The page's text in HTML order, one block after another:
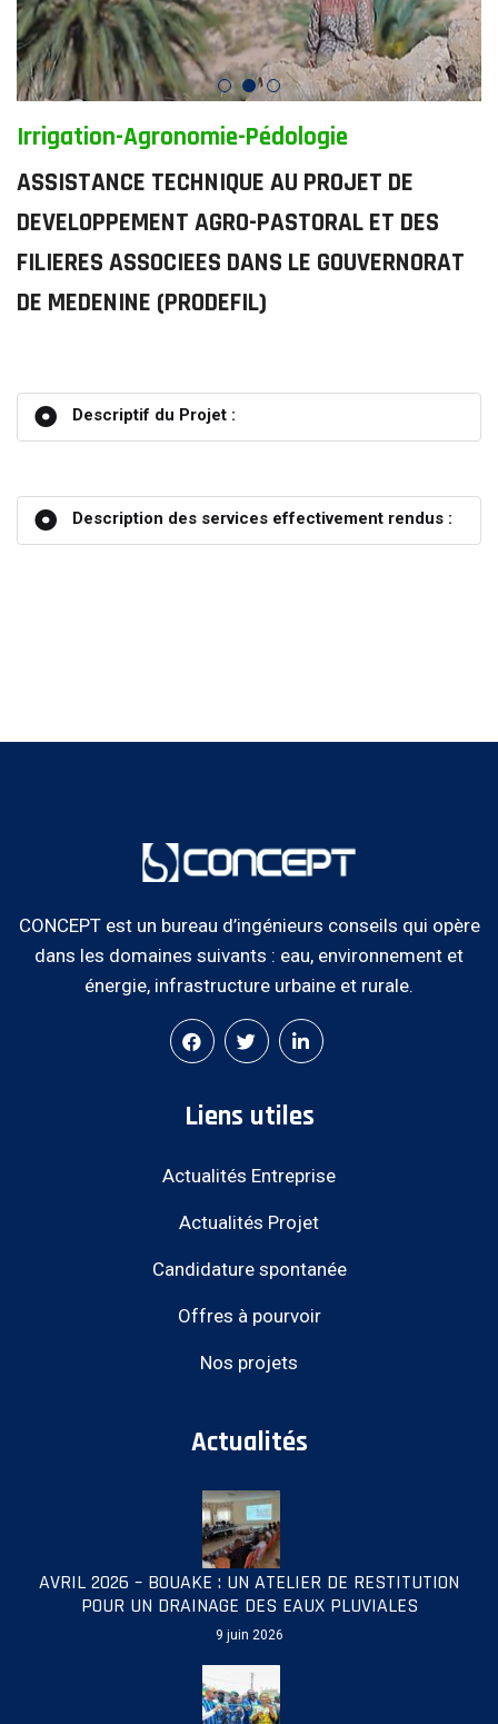
Irrigation-Agronomie-Pédologie
ASSISTANCE TECHNIQUE AU PROJET DE
DEVELOPPEMENT AGRO-PASTORAL ET DES
FILIERES ASSOCIEES DANS LE GOUVERNORAT
DE MEDENINE (PRODEFIL)
Descriptif du Projet :
Description des services effectivement rendus :
CONCEPT est un bureau d’ingénieurs conseils qui opère
dans les domaines suivants : eau, environnement et
énergie, infrastructure urbaine et rurale.
Liens utiles
Actualités Entreprise
Actualités Projet
Candidature spontanée
Offres à pourvoir
Nos projets
Actualités
AVRIL 2026 – BOUAKE : UN ATELIER DE RESTITUTION
POUR UN DRAINAGE DES EAUX PLUVIALES
9 juin 2026